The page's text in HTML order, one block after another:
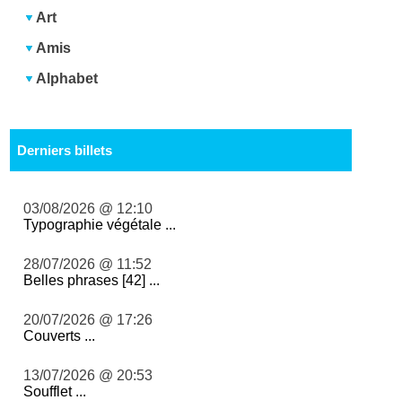
Art
Amis
Alphabet
Derniers billets
03/08/2026 @ 12:10
Typographie végétale ...
28/07/2026 @ 11:52
Belles phrases [42] ...
20/07/2026 @ 17:26
Couverts ...
13/07/2026 @ 20:53
Soufflet ...